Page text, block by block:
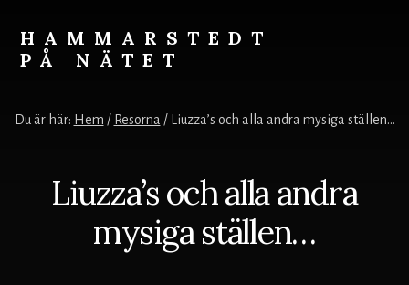
content
HAMMARSTEDT
PÅ NÄTET
kyla.
Du är här: Hem / Resorna /Liuzza’s och alla andra mysiga ställen…
Liuzza’s och alla andra
mysiga ställen…